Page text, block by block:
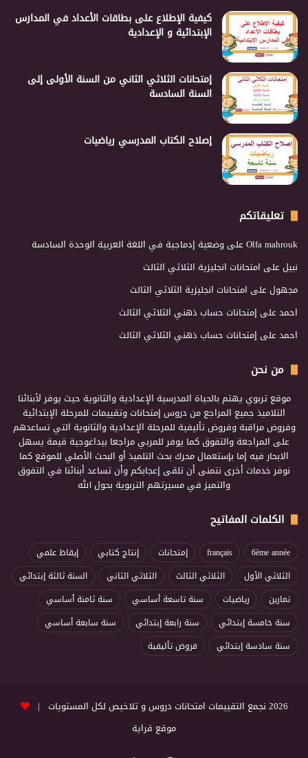
كيفية الإطلاع على بطاقات الأعداد في المدارس
الإبتدائية و الإعدادية
إمتحانات الثلاثي الثاني من السنة الأولى إلى
السنة السادسة
إصلاح الكتاب المدرسي رياضيات
تعليقاتكم
Olfa mahroukعلى وضعية إدماجية في اللغة العربية الوحدة السادسة
نبيلعلى امتحانات انجليزية الثلاثي الثالث
مجهولعلى امتحانات انجليزية الثلاثي الثالث
احمدعلى إمتحانات حساب ذهني الثلاثي الثالث
احمدعلى إمتحانات حساب ذهني الثلاثي الثالث
من نحن
موقع تربوي يهتم بالحياة المدرسية الإعدادية والثانوية حيث يوفر لأبنائنا
التلاميذ جميع المراجع من دروس إمتحانات وتقييمات للمرحلة الإبتدائية
وفروض مراقبة وفروض تأليفية للمرحلة الإعدادية والثانوية التي تساعدهم
على المراجعة والتفوق كما يوفر للمربي مراجعا بيداغوجية قيمة يسهل
الابحار فيه إما بإستعمال محرك بحث التلميذ أو البحث الأصلي للموقع كما
نوفر خدمات أخرى نتمنى أن تلقى إعجابكم وأن تساعد أبنائنا في التفوق
والتميز في مسيرتهم التربوية بحول الله
الكلمات المفاتيح
6ème année
français إمتحانات إنتاج كتابي
إيقاظ علمي
الثلاثي الأول
الثلاثي الثالث الثلاثي الثاني
السنة ثالثة إبتدائي
تمارين
رياضيات سنة تاسعة أساسي
سنة ثامنة أساسي
سنة خامسة إبتدائي
سنة رابعة إبتدائي
سنة سابعة أساسي
سنة سادسة إبتدائي
فروض تأليفية
2026 نجمع التقييمات امتحانات دروس و تلاخيص لكل المستويات |
موقع قراية